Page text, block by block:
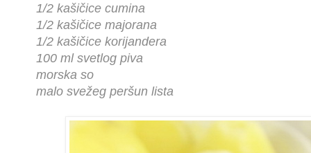
1/2 kašičice cumina
1/2 kašičice majorana
1/2 kašičice korijandera
100 ml svetlog piva
morska so
malo svežeg peršun lista